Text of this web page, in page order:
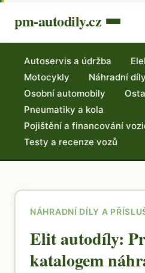
pm-autodily.cz
Autoservis a údržba
Motocykly
Náhradní
Osobní automobily
Pneumatiky a kola
Pojištění a financování
Testy a recenze vozů
NÁHRADNÍ DÍLY A
Elit autodíly:
katalogem